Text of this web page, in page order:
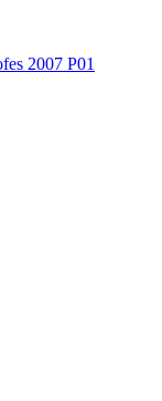
2007 P01